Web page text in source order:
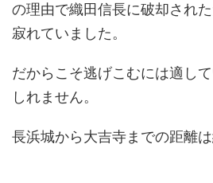
の理由で織田信長に破却され
寂れていました。
だからこそ逃げこむには適し
しれません。
長浜城から大吉寺までの距離は